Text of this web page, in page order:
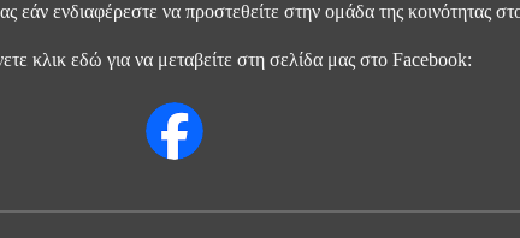
εάν ενδιαφέρεστε να προστεθείτε στην ομάδα της κοινότητας
κλικ εδώ για να μεταβείτε στη σελίδα μας στο Facebook: